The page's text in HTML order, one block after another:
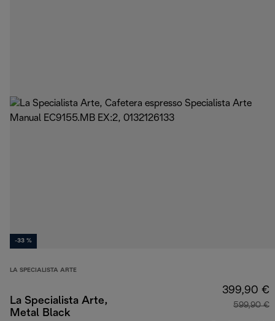
-33 %
LA SPECIALISTA ARTE
La Specialista Arte,
Metal Black
399,90 €
599,90 €